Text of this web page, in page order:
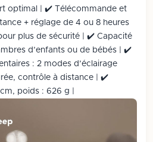
optimal | ✔️ Télécommande et
+ réglage de 4 ou 8 heures
plus de sécurité | ✔️ Capacité
d’enfants ou de bébés | ✔️
: 2 modes d’éclairage
contrôle à distance | ✔️
poids : 626 g |